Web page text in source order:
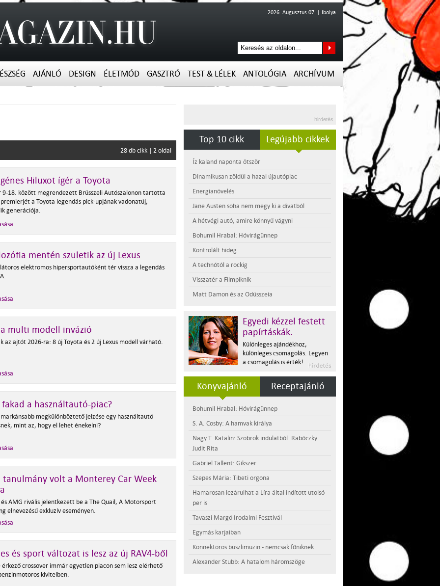
2026. Augusztus 07. | Ibolya
AJÁNLÓ DESIGN ÉLETMÓD GASZTRÓ TEST & LÉLEK ANTOLÓGIA ARCHÍVUM
28 db cikk | 2 oldal
Hiluxot ígér a Toyota
9-18. között megrendezett Brüsszeli Autószalonon tartotta
a Toyota legendás pick-upjának vadonatúj,
generációja.
mentén születik az új Lexus
elektromos hipersportautóként tér vissza a legendás
multi modell invázió
az ajtót 2026-ra: 8 új Toyota és 2 új Lexus modell várható.
fakad a használtautó-piac?
megkülönböztető jelzése egy használtautó
mint az, hogy el lehet énekelni?
tanulmány volt a Monterey Car Week
és AMG rivális jelentkezett be a The Quail, A Motorsport
elnevezésű exkluzív eseményen.
és sport változat is lesz az új RAV4-ből
érkező crossover immár egyetlen piacon sem lesz elérhető
kivitelben.
hirdetés
Top 10 cikk Legújabb cikkek
Íz kaland naponta ötször
Dinamikusan zöldül a hazai újautópiac
Energianövelés
Jane Austen soha nem megy ki a divatból
A hétvégi autó, amire könnyű vágyni
Bohumil Hrabal: Hóvirágünnep
Kontrolált hideg
A technótól a rockig
Visszatér a Filmpiknik
Matt Damon és az Odüsszeia
Egyedi kézzel festett
papírtáskák.
Különleges ajándékhoz,
különleges csomagolás. Legyen
a csomagolás is érték!
Könyvajánló Receptajánló
Bohumil Hrabal: Hóvirágünnep
S. A. Cosby: A hamvak királya
Nagy T. Katalin: Szobrok indulatból. Rabóczky
Judit Rita
Gabriel Tallent: Gikszer
Szepes Mária: Tibeti orgona
Hamarosan lezárulhat a Líra által indított utolsó
per is
Tavaszi Margó Irodalmi Fesztivál
Egymás karjaiban
Konnektoros buszlimuzin - nemcsak főniknek
Alexander Stubb: A hatalom háromszöge